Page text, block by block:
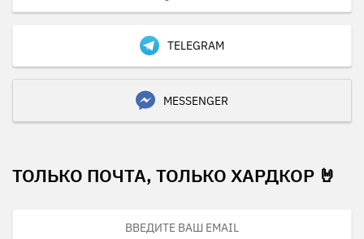
TELEGRAM
MESSENGER
ТОЛЬКО ПОЧТА, ТОЛЬКО ХАРДКОР 🤘